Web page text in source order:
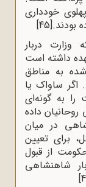
خودداری
بودند.[45]
دربار
داشته است
به مناطق
ساواک یا
را به گونه‌ای
داده
در میان
برای تعیین
از قبول
شاهنشاهی